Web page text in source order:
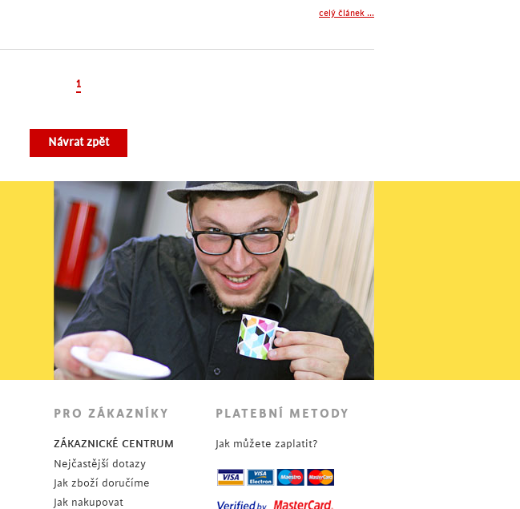
celý článek ...
1
Návrat zpět
PRO ZÁKAZNÍKY
ZÁKAZNICKÉ CENTRUM
Nejčastější dotazy
Jak zboží doručíme
Jak nakupovat
PLATEBNÍ METODY
Jak můžete zaplatit?